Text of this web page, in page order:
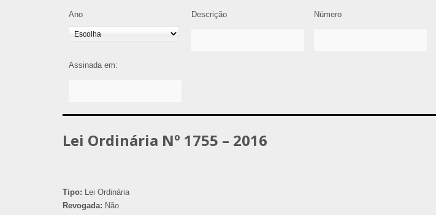
Ano Descrição Número
Assinada em:
Lei Ordinária Nº 1755 – 2016
Tipo: Lei Ordinária
Revogada: Não